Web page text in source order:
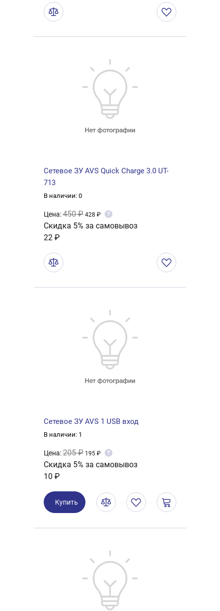
Сетевое ЗУ AVS Quick Charge 3.0 UT-
713
В наличии: 0
Цена:450 ₽ 428 ₽ ?
Скидка 5% за самовывоз
22 ₽
Сетевое ЗУ AVS 1 USB вход
В наличии: 1
Цена:205 ₽ 195 ₽ ?
Скидка 5% за самовывоз
10 ₽
Купить